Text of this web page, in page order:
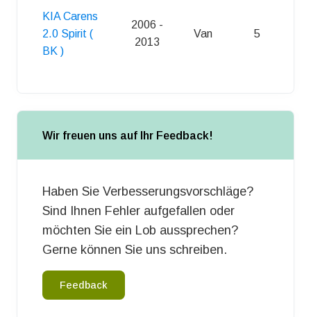
KIA Carens
2.0 Spirit (
BK )
2006 -
2013
Van 5
Wir freuen uns auf Ihr Feedback!
Haben Sie Verbesserungsvorschläge?
Sind Ihnen Fehler aufgefallen oder
möchten Sie ein Lob aussprechen?
Gerne können Sie uns schreiben.
Feedback